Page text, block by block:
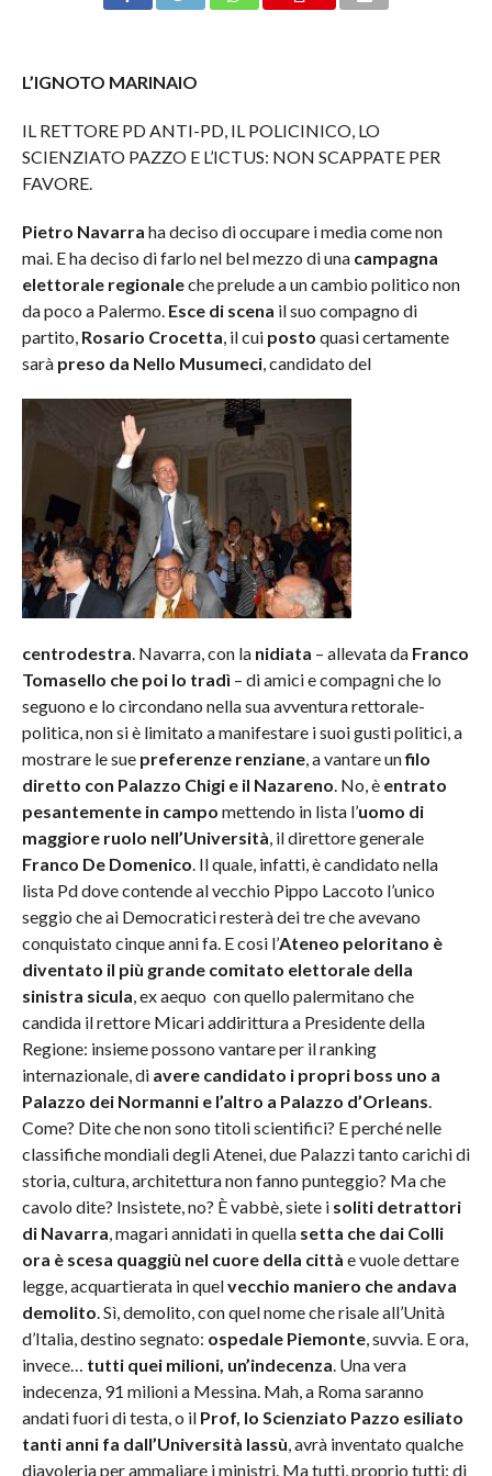
L’IGNOTO MARINAIO
IL RETTORE PD ANTI-PD, IL POLICINICO, LO
SCIENZIATO PAZZO E L’ICTUS: NON SCAPPATE PER
FAVORE.
Pietro Navarra ha deciso di occupare i media come non
mai. E ha deciso di farlo nel bel mezzo di una campagna
elettorale regionaleche prelude a un cambio politico non
da poco a Palermo. Esce di scena il suo compagno di
partito, Rosario Crocetta, il cui posto quasi certamente
sarà preso da Nello Musumeci, candidato del
centrodestra. Navarra, con la nidiata – allevata da Franco
Tomasello che poi lo tradì – di amici e compagni che lo
seguono e lo circondano nella sua avventura rettorale-
politica, non si è limitato a manifestare i suoi gusti politici, a
mostrare le suepreferenze renziane, a vantare unfilo
diretto con Palazzo Chigi e il Nazareno. No, è entrato
pesantemente in campo mettendo in lista l’uomo di
maggiore ruolo nell’Università, il direttore generale
Franco De Domenico. Il quale, infatti, è candidato nella
lista Pd dove contende al vecchio Pippo Laccoto l’unico
seggio che ai Democratici resterà dei tre che avevano
conquistato cinque anni fa. E cosi l’Ateneo peloritano è
diventato il più grande comitato elettorale della
sinistra sicula, ex aequo con quello palermitano che
candida il rettore Micari addirittura a Presidente della
Regione: insieme possono vantare per il ranking
internazionale, di avere candidato i propri boss uno a
Palazzo dei Normanni e l’altro a Palazzo d’Orleans.
Come? Dite che non sono titoli scientifici? E perché nelle
classifiche mondiali degli Atenei, due Palazzi tanto carichi di
storia, cultura, architettura non fanno punteggio? Ma che
cavolo dite? Insistete, no? È vabbè, siete i soliti detrattori
di Navarra, magari annidati in quella setta che dai Colli
ora è scesa quaggiù nel cuore della città e vuole dettare
legge, acquartierata in quelvecchio maniero che andava
demolito. Sì, demolito, con quel nome che risale all’Unità
d’Italia, destino segnato: ospedale Piemonte, suvvia. E ora,
invece… tutti quei milioni, un’indecenza. Una vera
indecenza, 91 milioni a Messina. Mah, a Roma saranno
andati fuori di testa, o il Prof, lo Scienziato Pazzo esiliato
tanti anni fa dall’Università lassù, avrà inventato qualche
diavoleria per ammaliare i ministri. Ma tutti, proprio tutti: di